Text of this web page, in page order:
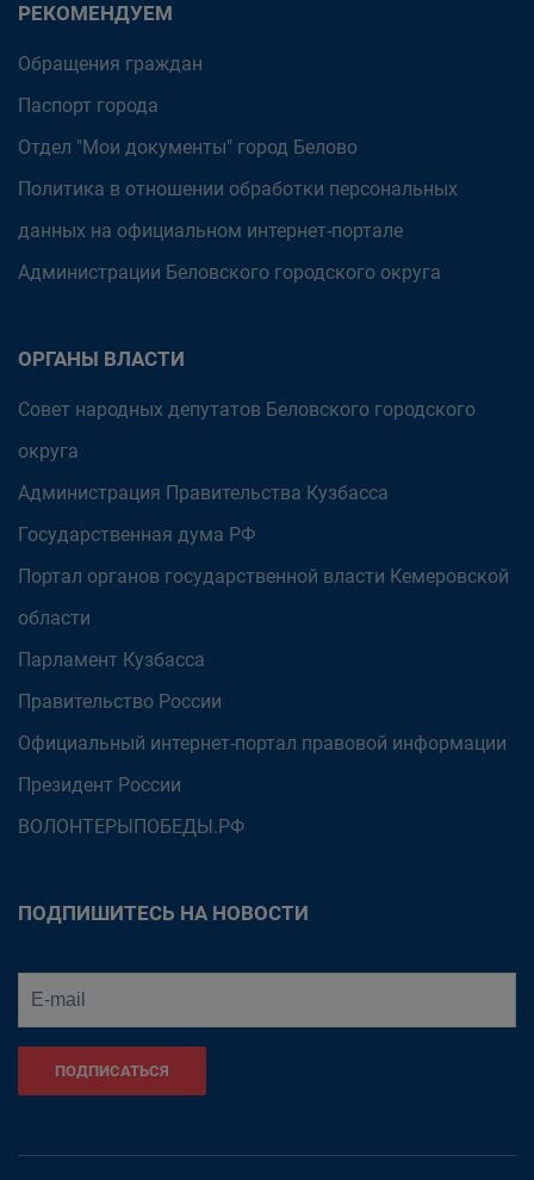
РЕКОМЕНДУЕМ
Обращения граждан
Паспорт города
Отдел "Мои документы" город Белово
Политика в отношении обработки персональных
данных на официальном интернет-портале
Администрации Беловского городского округа
ОРГАНЫ ВЛАСТИ
Совет народных депутатов Беловского городского
округа
Администрация Правительства Кузбасса
Государственная дума РФ
Портал органов государственной власти Кемеровской
области
Парламент Кузбасса
Правительство России
Официальный интернет-портал правовой информации
Президент России
ВОЛОНТЕРЫПОБЕДЫ.РФ
ПОДПИШИТЕСЬ НА НОВОСТИ
ПОДПИСАТЬСЯ